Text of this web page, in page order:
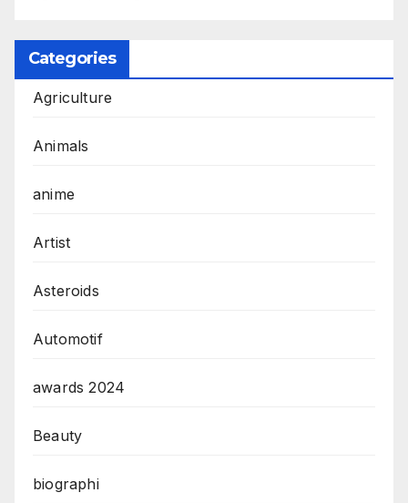
Categories
Agriculture
Animals
anime
Artist
Asteroids
Automotif
awards 2024
Beauty
biographi